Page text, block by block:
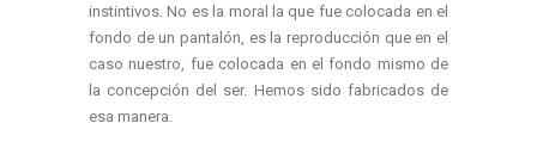
instintivos. No es la moral la que fue colocada en el
fondo de un pantalón, es la reproducción que en el
caso nuestro, fue colocada en el fondo mismo de
la concepción del ser. Hemos sido fabricados de
esa manera.